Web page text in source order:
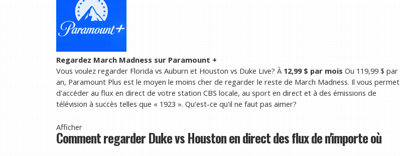
Regardez March Madness sur Paramount +
Vous voulez regarder Florida vs Auburn et Houston vs Duke Live? À 12,99 $ par mois Ou 119,99 $ par
an, Paramount Plus est le moyen le moins cher de regarder le reste de March Madness. Il vous permet
d'accéder au flux en direct de votre station CBS locale, au sport en direct et à des émissions de
télévision à succès telles que « 1923 ». Qu'est-ce qu'il ne faut pas aimer?
Afficher
Comment regarder Duke vs Houston en direct des flux de n'importe où